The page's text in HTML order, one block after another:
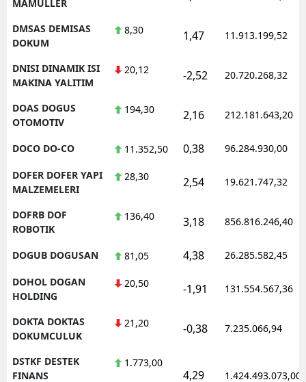
MAMULLER
DMSAS DEMISAS
DOKUM
8,30 1,47 11.913.199,52
DNISI DINAMIK ISI
MAKINA YALITIM
20,12 -2,52 20.720.268,32
DOAS DOGUS
OTOMOTIV
194,30 2,16 212.181.643,20
DOCO DO-CO 11.352,50 0,38 96.284.930,00
DOFER DOFER YAPI
MALZEMELERI
28,30 2,54 19.621.747,32
DOFRB DOF
ROBOTIK
136,40 3,18 856.816.246,40
DOGUB DOGUSAN 81,05 4,38 26.285.582,45
DOHOL DOGAN
HOLDING
20,50 -1,91 131.554.567,36
DOKTA DOKTAS
DOKUMCULUK
21,20 -0,38 7.235.066,94
DSTKF DESTEK
FINANS
1.773,00
4,29 1.424.493.073,00